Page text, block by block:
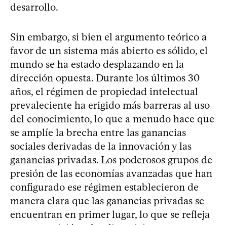
desarrollo.
Sin embargo, si bien el argumento teórico a
favor de un sistema más abierto es sólido, el
mundo se ha estado desplazando en la
dirección opuesta. Durante los últimos 30
años, el régimen de propiedad intelectual
prevaleciente ha erigido más barreras al uso
del conocimiento, lo que a menudo hace que
se amplíe la brecha entre las ganancias
sociales derivadas de la innovación y las
ganancias privadas. Los poderosos grupos de
presión de las economías avanzadas que han
configurado ese régimen establecieron de
manera clara que las ganancias privadas se
encuentran en primer lugar, lo que se refleja